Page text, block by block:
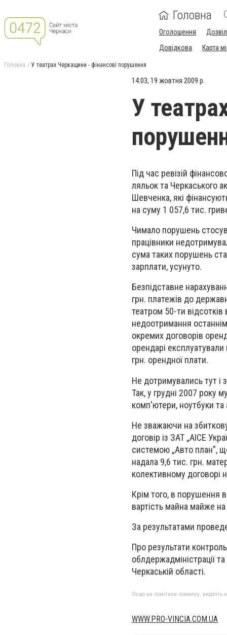
Головна
Оголошення
Довідкова
Карта
Головна У театрах Черкащини - фінансові порушення
14:03, 19 жовтня 2009 р.
У
Під час ревізій
ляльок та Черкаського
Шевченка, які
на суму 1 057,6 тис.
Чимало порушень
працівники
сума таких порушень
зарплати, усунуто.
Безпідставне
грн. платежів до
театром 50-ти
недоотримання
окремих договорів
орендарі
грн. орендної плати.
Не дотримувались тут і
Так, у грудні 2007 року
комп'ютери, ноутбуки та
Не зважаючи на
договір із ЗАТ „АІСЕ
системою „Авто план”,
надала 9,6 тис. грн.
колективному договорі
Крім того, в порушення
вартість майна майже
За результатами
Про результати
облдержадміністрації
Черкаській області.
Якщо ви помітили помилку, виділіть
WWW.PRO-VINCIA.COM.UA